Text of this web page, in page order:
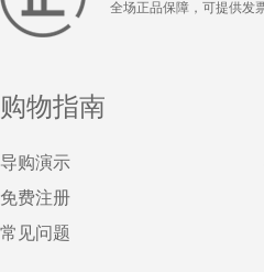
全场正品保障，可提供发
购物指南
导购演示
免费注册
常见问题